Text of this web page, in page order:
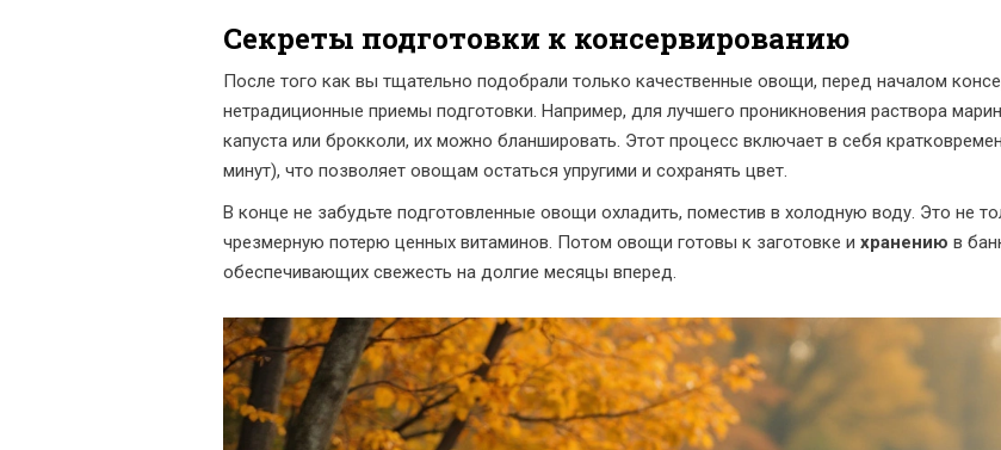
Секреты подготовки к консервированию
После того как вы тщательно подобрали только качественные овощи, перед началом
нетрадиционные приемы подготовки. Например, для лучшего проникновения раствора
капуста или брокколи, их можно бланшировать. Этот процесс включает в себя
минут), что позволяет овощам остаться упругими и сохранять цвет.
В конце не забудьте подготовленные овощи охладить, поместив в холодную воду. Это не
чрезмерную потерю ценных витаминов. Потом овощи готовы к заготовке и хранению в
обеспечивающих свежесть на долгие месяцы вперед.